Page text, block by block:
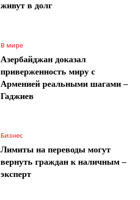
живут в долг
В мире
Азербайджан доказал
приверженность миру с
Арменией реальными шагами –
Гаджиев
Бизнес
Лимиты на переводы могут
вернуть граждан к наличным –
эксперт